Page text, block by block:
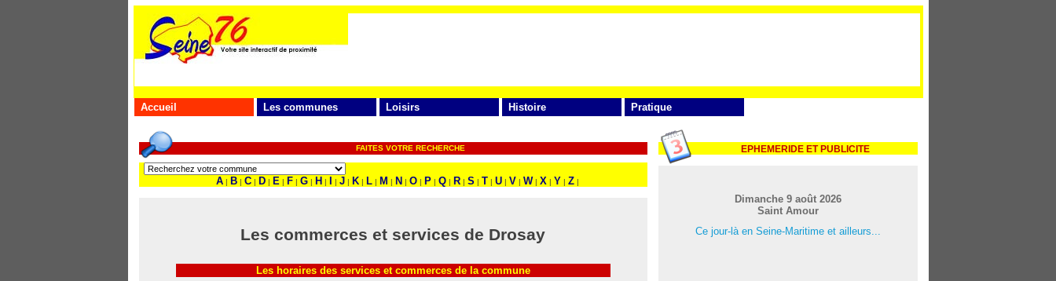
Accueil Les communes Loisirs Histoire Pratique
FAITES VOTRE RECHERCHE
A | B | C | D | E | F | G | H | | J | K | L | M | N | O | P | Q | R | S | T | U | V | W | X | Y | Z |
Les commerces et services de Drosay
Les horaires des services et commerces de la commune
EPHEMERIDE ET PUBLICITE
Dimanche 9 août 2026
Saint Amour
Ce jour-là en Seine-Maritime et ailleurs...